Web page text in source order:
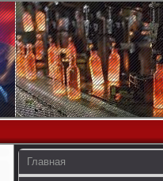
Главная